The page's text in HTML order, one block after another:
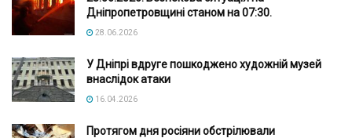
Дніпропетровщині станом на 07:30.
28.06.2026
У Дніпрі вдруге пошкоджено художній музей
внаслідок атаки
16.04.2026
Протягом дня росіяни обстрілювали